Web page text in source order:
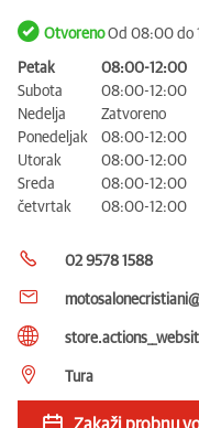
OtvorenoOd 08:00 do
Petak 08:00-12:00
Subota
08:00-12:00
Nedelja
Zatvoreno
Ponedeljak
08:00-12:00
Utorak
08:00-12:00
Sreda
08:00-12:00
četvrtak
08:00-12:00
02 9578 1588
Tura
Zakaži probnu